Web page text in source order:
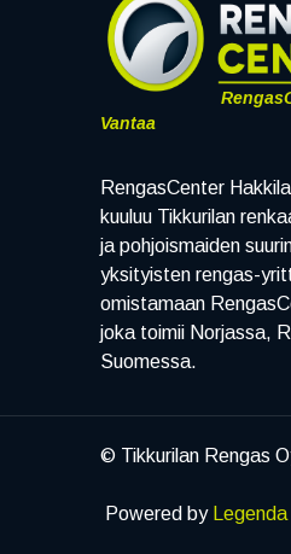
Vantaa
RengasCenter
kuuluu Tikkurilan
ja pohjoismaiden
yksityisten rengas-
omistamaan
joka toimii Norjassa,
Suomessa.
© Tikkurilan Rengas
Powered by